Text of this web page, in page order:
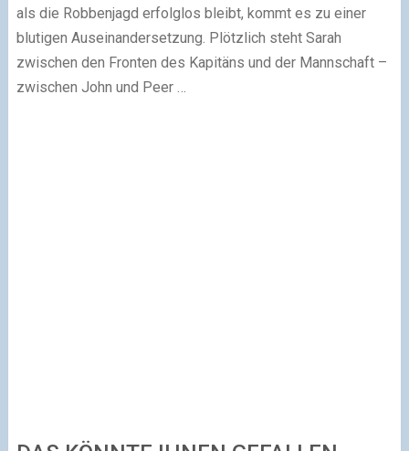
als die Robbenjagd erfolglos bleibt, kommt es zu einer
blutigen Auseinandersetzung. Plötzlich steht Sarah
zwischen den Fronten des Kapitäns und der Mannschaft –
zwischen John und Peer …